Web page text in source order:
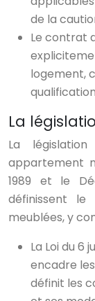
de la
Le contrat
logement,
La
La
appartement
1989 et le
définissent
meublées, y
La Loi du 6
encadre
définit les